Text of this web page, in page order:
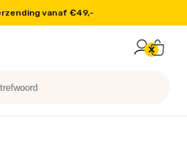
vanaf €49,-
nu